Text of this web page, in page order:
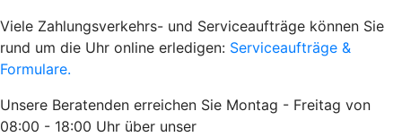
Viele Zahlungsverkehrs- und Serviceaufträge können Sie
rund um die Uhr online erledigen: Serviceaufträge &
Formulare.
Unsere Beratenden erreichen Sie Montag - Freitag von
08:00 - 18:00 Uhr über unser